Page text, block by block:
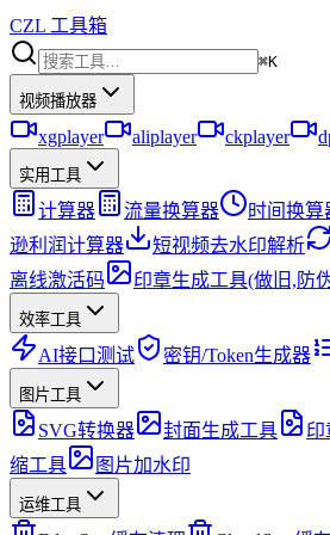
CZL 工具箱
⌘K
视频播放器
xgplayer aliplayer ckplayer
实用工具
计算器 流量换算器 时间换算
逊利润计算器
短视频去水印解析
离线激活码
印章生成工具(做旧,防
效率工具
AI接口测试 密钥/Token生成器
图片工具
SVG转换器 封面生成工具 印
缩工具
图片加水印
运维工具